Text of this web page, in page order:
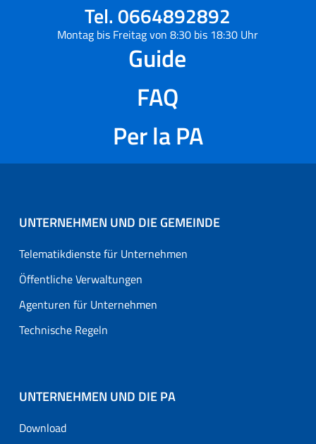
Tel. 0664892892
Montag bis Freitag von 8:30 bis 18:30 Uhr
Guide
FAQ
Per la PA
UNTERNEHMEN UND DIE GEMEINDE
Telematikdienste für Unternehmen
Öffentliche Verwaltungen
Agenturen für Unternehmen
Technische Regeln
UNTERNEHMEN UND DIE PA
Download